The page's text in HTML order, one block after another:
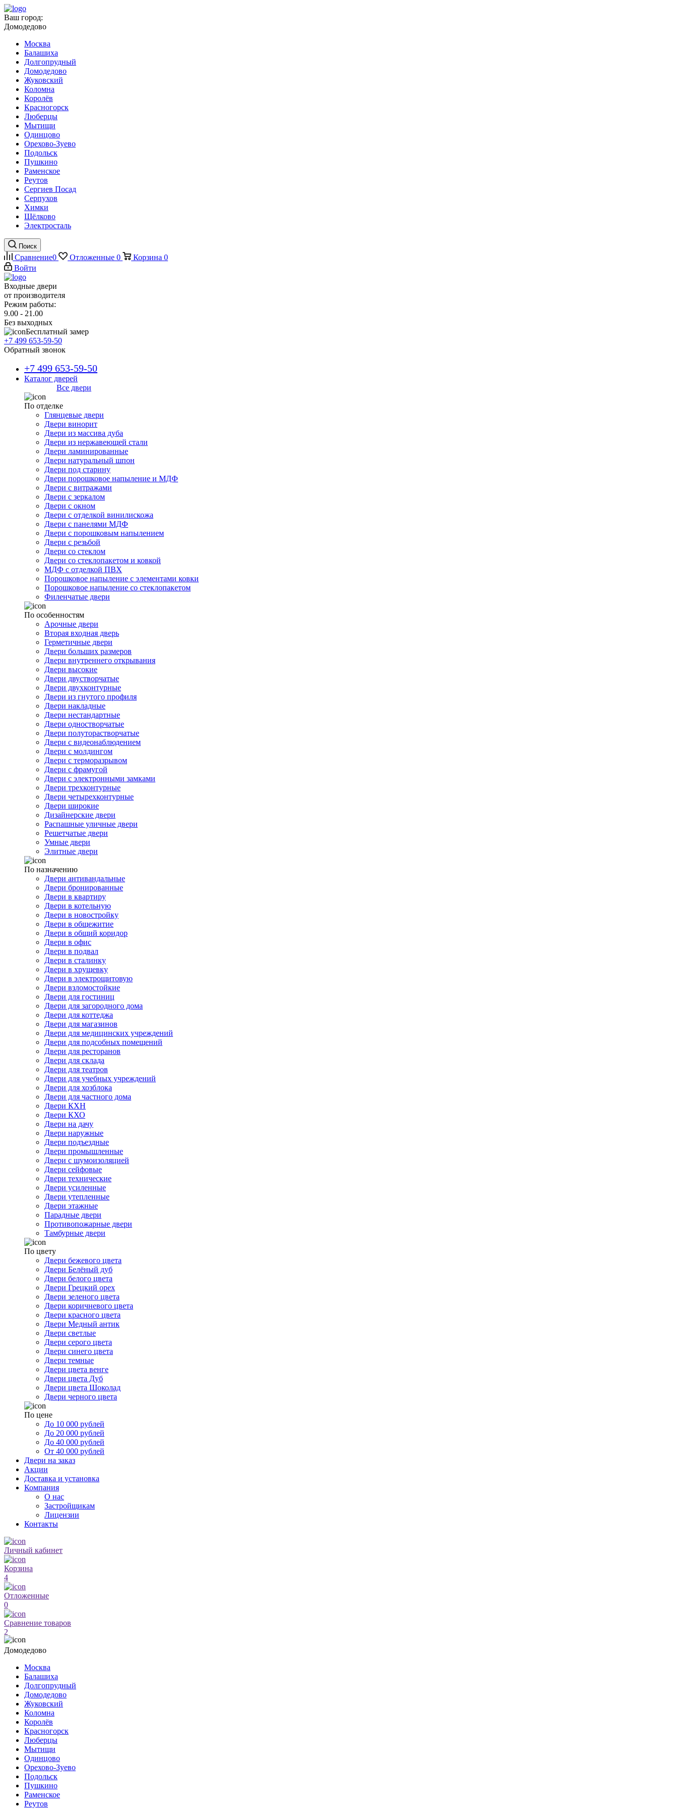
Ваш город:
Домодедово
Москва
Балашиха
Долгопрудный
Домодедово
Жуковский
Коломна
Королёв
Красногорск
Люберцы
Мытищи
Одинцово
Орехово-Зуево
Подольск
Пушкино
Раменское
Реутов
Сергиев Посад
Серпухов
Химки
Щёлково
Электросталь
Поиск
Сравнение0 Отложенные 0 Корзина 0
Войти
Входные двери
от производителя
Режим работы:
9.00 - 21.00
Без выходных
Бесплатный замер
+7 499 653-59-50
Обратный звонок
+7 499 653-59-50
Каталог дверей
Все двери
По отделке
Глянцевые двери
Двери винорит
Двери из массива дуба
Двери из нержавеющей стали
Двери ламинированные
Двери натуральный шпон
Двери под старину
Двери порошковое напыление и МДФ
Двери с витражами
Двери с зеркалом
Двери с окном
Двери с отделкой винилискожа
Двери с панелями МДФ
Двери с порошковым напылением
Двери с резьбой
Двери со стеклом
Двери со стеклопакетом и ковкой
МДФ с отделкой ПВХ
Порошковое напыление с элементами ковки
Порошковое напыление со стеклопакетом
Филенчатые двери
По особенностям
Арочные двери
Вторая входная дверь
Герметичные двери
Двери больших размеров
Двери внутреннего открывания
Двери высокие
Двери двустворчатые
Двери двухконтурные
Двери из гнутого профиля
Двери накладные
Двери нестандартные
Двери одностворчатые
Двери полуторастворчатые
Двери с видеонаблюдением
Двери с молдингом
Двери с терморазрывом
Двери с фрамугой
Двери с электронными замками
Двери трехконтурные
Двери четырехконтурные
Двери широкие
Дизайнерские двери
Распашные уличные двери
Решетчатые двери
Умные двери
Элитные двери
По назначению
Двери антивандальные
Двери бронированные
Двери в квартиру
Двери в котельную
Двери в новостройку
Двери в общежитие
Двери в общий коридор
Двери в офис
Двери в подвал
Двери в сталинку
Двери в хрущевку
Двери в электрощитовую
Двери взломостойкие
Двери для гостиниц
Двери для загородного дома
Двери для коттеджа
Двери для магазинов
Двери для медицинских учреждений
Двери для подсобных помещений
Двери для ресторанов
Двери для склада
Двери для театров
Двери для учебных учреждений
Двери для хозблока
Двери для частного дома
Двери КХН
Двери КХО
Двери на дачу
Двери наружные
Двери подъездные
Двери промышленные
Двери с шумоизоляцией
Двери сейфовые
Двери технические
Двери усиленные
Двери утепленные
Двери этажные
Парадные двери
Противопожарные двери
Тамбурные двери
По цвету
Двери бежевого цвета
Двери Белёный дуб
Двери белого цвета
Двери Грецкий орех
Двери зеленого цвета
Двери коричневого цвета
Двери красного цвета
Двери Медный антик
Двери светлые
Двери серого цвета
Двери синего цвета
Двери темные
Двери цвета венге
Двери цвета Дуб
Двери цвета Шоколад
Двери черного цвета
По цене
До 10 000 рублей
До 20 000 рублей
До 40 000 рублей
От 40 000 рублей
Двери на заказ
Акции
Доставка и установка
Компания
О нас
Застройщикам
Лицензии
Контакты
Личный кабинет
Корзина
4
Отложенные
0
Сравнение товаров
2
Домодедово
Москва
Балашиха
Долгопрудный
Домодедово
Жуковский
Коломна
Королёв
Красногорск
Люберцы
Мытищи
Одинцово
Орехово-Зуево
Подольск
Пушкино
Раменское
Реутов